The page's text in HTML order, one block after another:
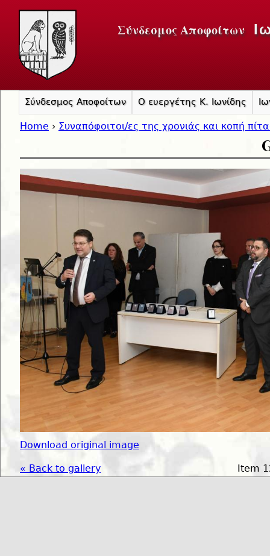
Σύνδεσμος Αποφοίτων
Home › Συναπόφοιτοι/ες της χρονιάς και κοπή
Download original image
« Back to gallery Item
Σύνδεσμος Αποφοίτων Ο ευεργέτης Κ. Ιωνίδης